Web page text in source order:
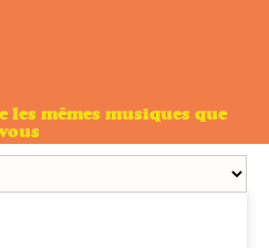
mêmes musiques que